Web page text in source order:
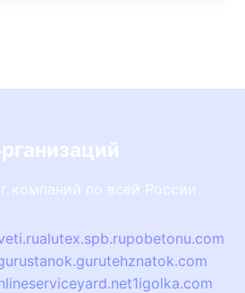
компаний по всей России
alutex.spb.rupobetonu.com
stanok.gurutehznatok.com
serviceyard.net1igolka.com